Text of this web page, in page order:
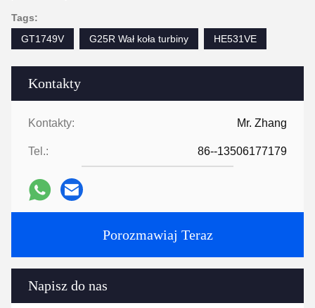
Kontakty
Kontakty: Mr. Zhang
Tel.: 86--13506177179
Porozmawiaj Teraz
Napisz do nas
Tags:
GT1749V
G25R Wał koła turbiny HE531VE